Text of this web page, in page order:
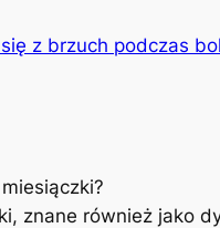
znane również jako